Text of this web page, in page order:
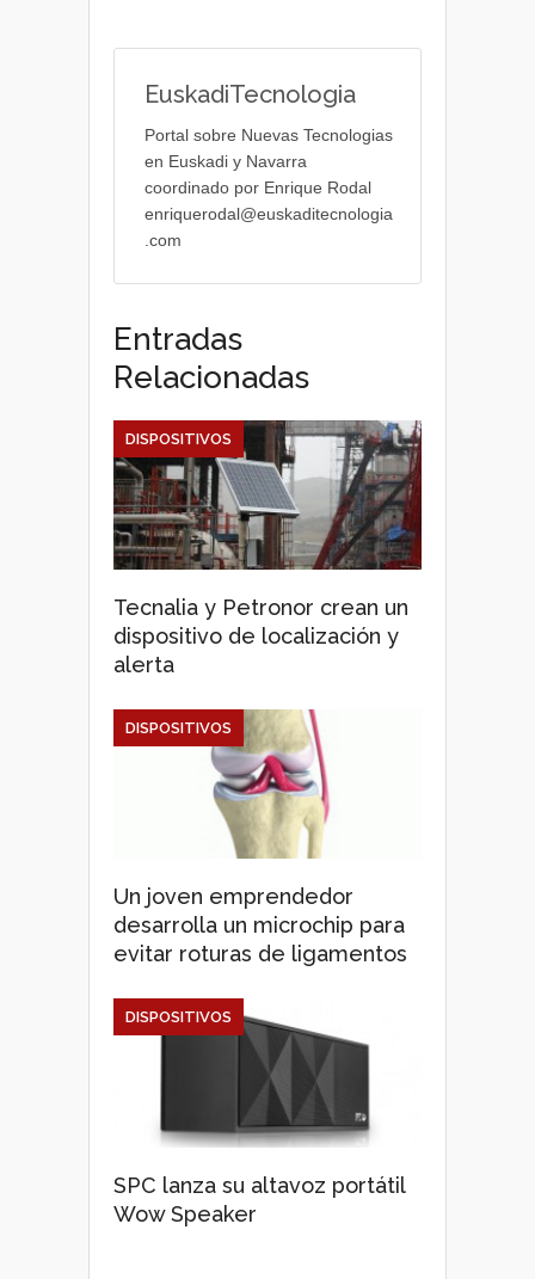
EuskadiTecnologia
Portal sobre Nuevas Tecnologias
en Euskadi y Navarra
coordinado por Enrique Rodal
enriquerodal@euskaditecnologia
.com
Entradas
Relacionadas
Tecnalia y Petronor crean un
dispositivo de localización y
alerta
DISPOSITIVOS
Un joven emprendedor
desarrolla un microchip para
evitar roturas de ligamentos
DISPOSITIVOS
SPC lanza su altavoz portátil
Wow Speaker
DISPOSITIVOS